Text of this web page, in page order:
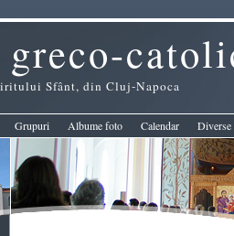
Sfânt, din Cluj-Napoca
Grupuri Albume foto Calendar Diverse